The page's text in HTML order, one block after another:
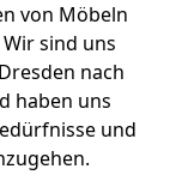
von Möbeln
sind uns
nach
haben uns
und